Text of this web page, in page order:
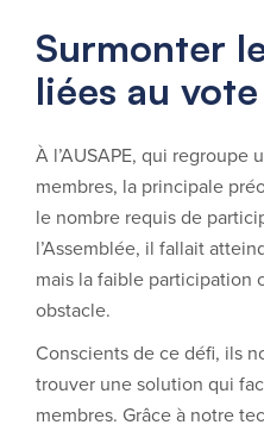
Surmonter
liées au
À l’AUSAPE, qui regroupe
membres, la principale
le nombre requis de
l’Assemblée, il fallait
mais la faible participation
obstacle.
Conscients de ce défi, ils
trouver une solution qui
membres. Grâce à notre